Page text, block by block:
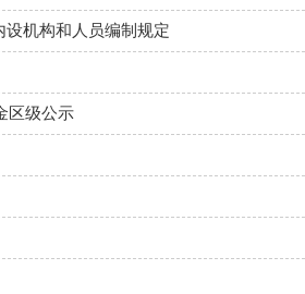
机构和人员编制规定
区级公示